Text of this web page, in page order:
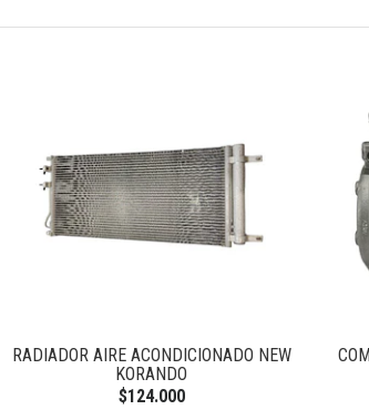
RADIADOR AIRE ACONDICIONADO NEW
KORANDO
$124.000